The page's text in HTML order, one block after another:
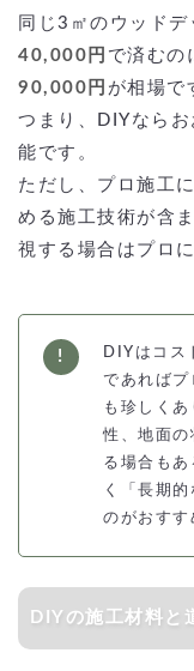
同じ3㎡のウッドデ
40,000円 で済むの
90,000円 が相場で
つまり、DIYならお
能です。
ただし、プロ施工
める施工技術が含
視する場合はプロ
DIYはコス
であればプ
も珍しく
性、地面の
る場合も
く「長期
のがおすす
DIYの施工材料